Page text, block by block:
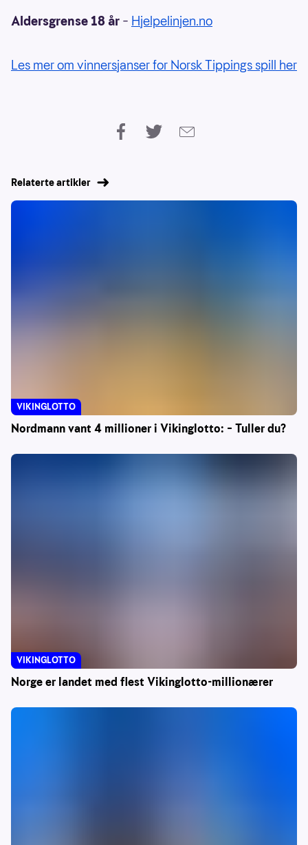
Aldersgrense 18 år – Hjelpelinjen.no
Les mer om vinnersjanser for Norsk Tippings spill her
Relaterte artikler
Nordmann vant 4 millioner i Vikinglotto: – Tuller du?
VIKINGLOTTO
Norge er landet med flest Vikinglotto-millionærer
VIKINGLOTTO